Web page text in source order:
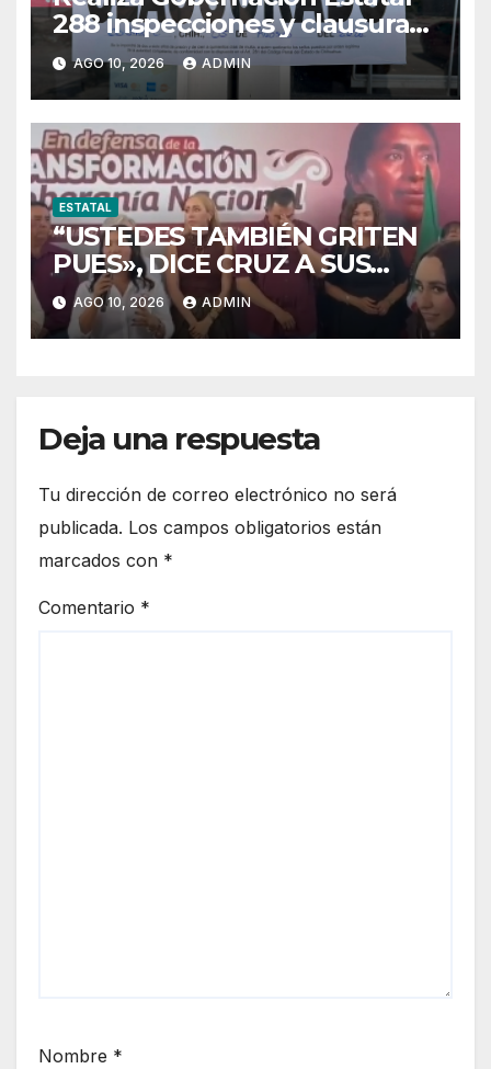
288 inspecciones y clausura
17 establecimientos durante
la última semana
AGO 10, 2026 ADMIN
ESTATAL
“USTEDES TAMBIÉN GRITEN
PUES», DICE CRUZ A SUS
ACARREADOS TRAS SER
CORRIDO DE ASAMBLEA DE
MORENA
AGO 10, 2026 ADMIN
Deja una respuesta
Tu dirección de correo electrónico no será
publicada. Los campos obligatorios están
marcados con *
Comentario *
Nombre *